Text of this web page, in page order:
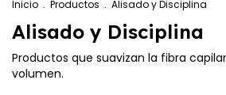
Inicio . Productos . Alisado y Disciplina
Alisado y Disciplina
Productos que suavizan la fibra
volumen.